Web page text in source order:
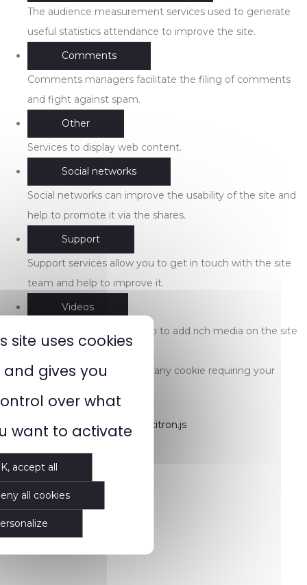
The audience measurement services used to generate
useful statistics attendance to improve the site.
Comments
Comments managers facilitate the filing of comments
and fight against spam.
Other
Services to display web content.
Social networks
Social networks can improve the usability of the site and
help to promote it via the shares.
Support
Support services allow you to get in touch with the site
team and help to improve it.
Videos
Video sharing services help to add rich media on the site
This website does not use any cookie requiring your
Cookies manager by tarteaucitron.js
site uses cookies
and gives you
over what
want to activate
accept all
all cookies